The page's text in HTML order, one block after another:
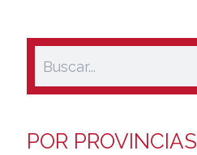
POR PROVINCIAS